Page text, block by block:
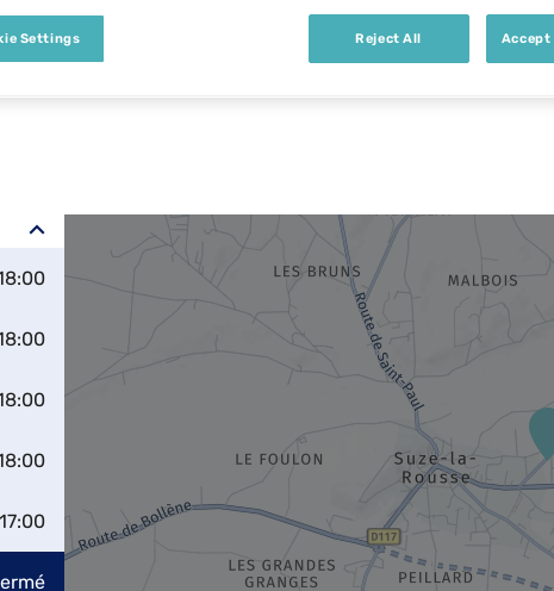
Reject All Accept
Settings